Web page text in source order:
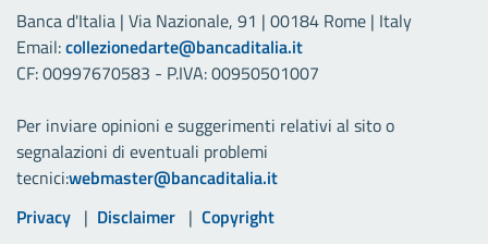
Banca d'Italia | Via Nazionale, 91 | 00184 Rome | Italy
Email:collezionedarte@bancaditalia.it
CF: 00997670583 - P.IVA: 00950501007
Per inviare opinioni e suggerimenti relativi al sito o
segnalazioni di eventuali problemi
tecnici:webmaster@bancaditalia.it
Link utili
Privacy Disclaimer Copyright